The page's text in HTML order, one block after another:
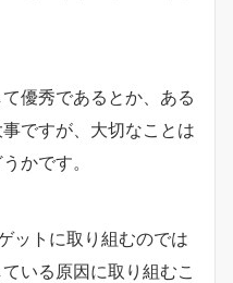
優秀であるとか、ある
ですが、大切なことは
かです。
ットに取り組むのでは
いる原因に取り組むこ